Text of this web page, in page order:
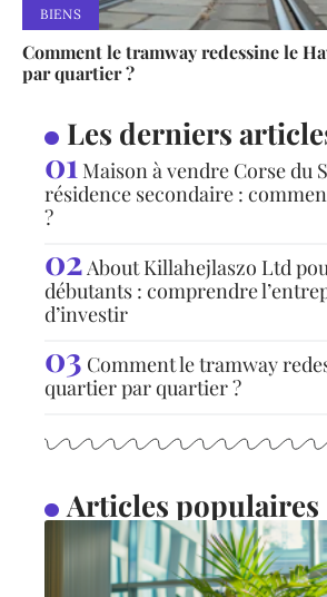
BIENS
Comment le tramway redessine le
par quartier ?
Les derniers
Maison à vendre Corse du
résidence secondaire :
?
About Killahejlaszo Ltd
débutants : comprendre
d’investir
Comment le tramway
quartier par quartier ?
Articles populaires